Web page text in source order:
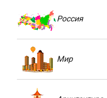
Россия
Мир